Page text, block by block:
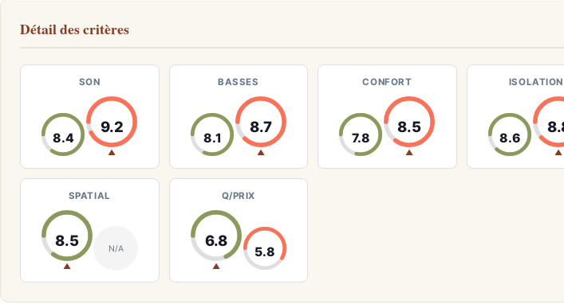
Détail des critères
SON
8.4
9.2
▲
BASSES
8.1
8.7
▲
CONFORT
7.8
8.5
▲
ISOLATION
8.6
▲
SPATIAL
8.5
▲
N/A
Q/PRIX
6.8
▲
5.8